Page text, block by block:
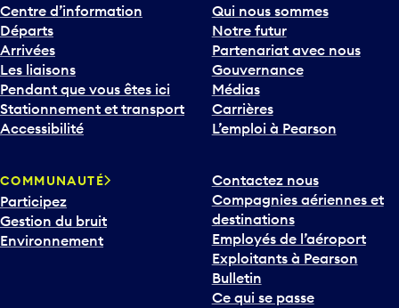
Centre d’information
Départs
Arrivées
Les liaisons
Pendant que vous êtes ici
Stationnement et transport
Accessibilité
Qui nous sommes
Notre futur
Partenariat avec nous
Gouvernance
Médias
Carrières
L’emploi à Pearson
COMMUNAUTÉ
Participez
Gestion du bruit
Environnement
Contactez nous
Compagnies aériennes et
destinations
Employés de l’aéroport
Exploitants à Pearson
Bulletin
Ce qui se passe